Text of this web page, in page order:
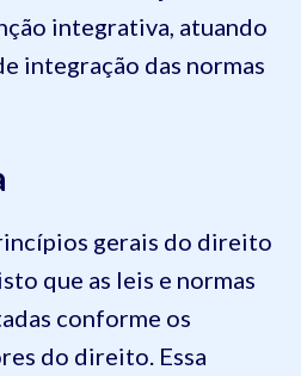
integrativa, atuando
integração das normas
gerais do direito
que as leis e normas
conforme os
do direito. Essa